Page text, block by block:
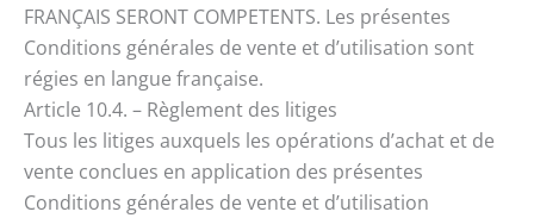
FRANÇAIS SERONT COMPETENTS. Les présentes
Conditions générales de vente et d’utilisation sont
régies en langue française.
Article 10.4. – Règlement des litiges
Tous les litiges auxquels les opérations d’achat et de
vente conclues en application des présentes
Conditions générales de vente et d’utilisation